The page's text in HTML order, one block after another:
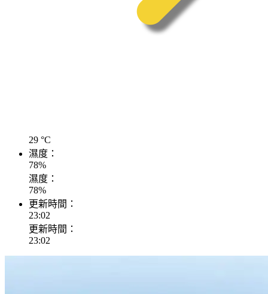
29 °C
濕度：
78%
濕度：
78%
更新時間：
23:02
更新時間：
23:02